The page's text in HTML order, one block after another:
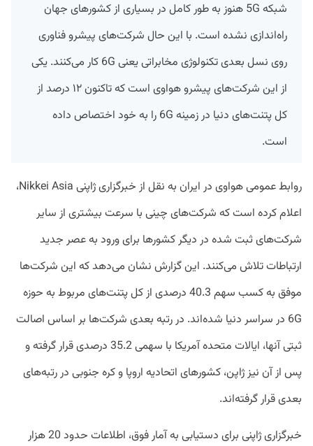
شبکه 5G هنوز به طور کامل در بسیاری از کشورهای جهان
راه‌‎اندازی نشده است. با این حال شرکت‌های پیشرو فناوری
روی نسل بعدی تکنولوژی مخابراتی یعنی 6G کار می‌کنند. یکی
از این شرکت‌های پیشرو هواوی است که تاکنون ۱۲ درصد از
کل پتنت‌های دنیا در زمینه 6G را به خود اختصاص داده
است.
روابط عمومی هواوی در ایران به نقل از خبرگزاری ژاپنی Nikkei Asia،
اعلام کرده است که شرکت‌‎های چینی با سرعت بیشتری از سایر
شرکت‌‎های ثبت شده در دیگر کشورها برای ورود به عصر جدید
ارتباطات تلاش می‌کنند. این گزارش نشان می‌‎دهد که این شرکت‎‌ها
موفق به کسب سهم 40.3 درصدی از کل پتنت‌های مربوط به حوزه
6G در سراسر دنیا شده‌‎اند. در رتبه بعدی شرکت‌‎ها بر اساس اصالت
ثبتی آنها، ایالات متحده آمریکا با سهمی 35.2 درصدی قرار گرفته و
پس از آن نیز ژاپن، کشورهای اتحادیه اروپا و کره جنوبی در رتبه‌های
بعدی قرار گرفته‌‎اند.
خبرگزاری ژاپنی برای دستیابی به آمار فوق، اطلاعات حدود 20 هزار